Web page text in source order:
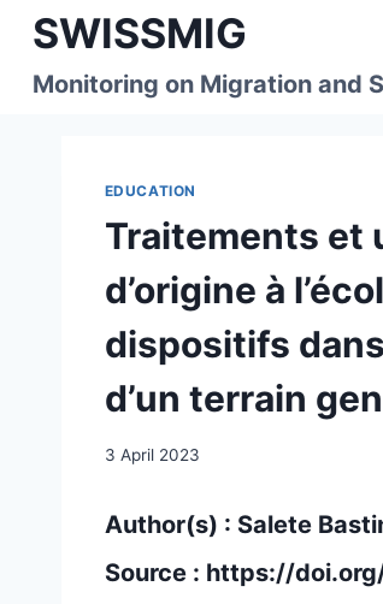
Skip
content
SWISSMIG
Monitoring on Migration and
EDUCATION
Traitements et
d’origine à
dispositifs
d’un terrain
3 April 2023
Author(s) : Salete
Source : https://